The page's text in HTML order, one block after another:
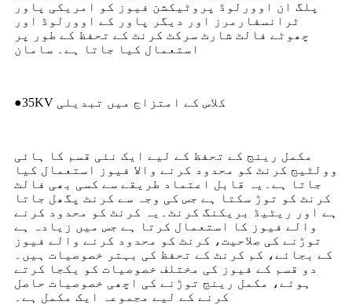
پلگ ان اوورلوڈ پروٹیکشن فیوز کو امریکی پاور
ٹرانسفارمرز اور دیگر پاور کے اوورلوڈ اور
چھوٹے فالٹ شارٹ سرکٹ کرنٹ کے تحفظ کے طور پر
استعمال کیا جاتا ہے۔ سامان
●35KV کلاس کے امتزاج میں تبدیلی
مکمل رینج کے تحفظ کے لیے ایک نئی قسم کا ہائی
وولٹیج کرنٹ کو محدود کرنے والا فیوز استعمال کیا
جاتا ہے۔یہ قابل اعتماد طریقے سے کسی بھی فالٹ
کرنٹ کو توڑ سکتا ہے جس کی وجہ سے کرنٹ پگھل جاتا
ہے اور ریٹیڈ بریکنگ کرنٹ۔یہ کرنٹ کو محدود کرنے
والے فیوز کا استعمال کرتا ہے جس میں زیادہ ہے
توڑنے کی صلاحیت، کرنٹ کو محدود کرنے والے فیوز
کے بجائے، کم کرنٹ کے تحفظ کی بہتر خصوصیات ہیں۔
دو قسم کے فیوز کی مختلف خصوصیات کو یکجا کرتے
ہوئے، مکمل رینج توڑنے کی اچھی خصوصیات حاصل
کرنے کے لیے مجموعہ ایک مکمل ہے۔